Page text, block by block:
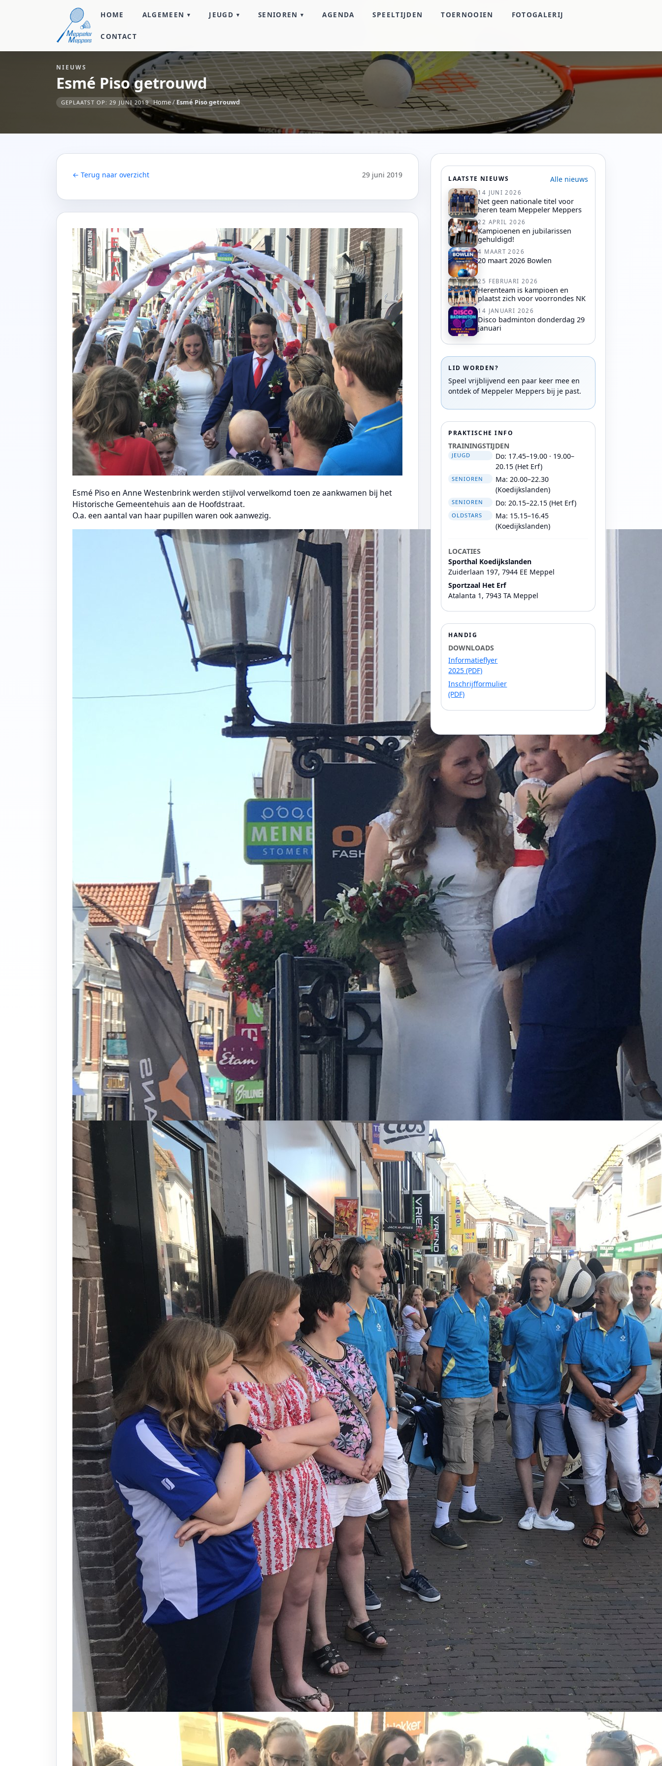
HOME ALGEMEEN JEUGD SENIOREN AGENDA SPEELTIJDEN TOERNOOIEN FOTOGALERIJ
CONTACT
NIEUWS
Esmé Piso getrouwd
GEPLAATST OP: 29 JUNI 2019 Home/Esmé Piso getrouwd
← Terug naar overzicht 29 juni 2019
Esmé Piso en Anne Westenbrink werden stijlvol verwelkomd toen ze aankwamen bij het
Historische Gemeentehuis aan de Hoofdstraat.
O.a. een aantal van haar pupillen waren ook aanwezig.
LAATSTE NIEUWS Alle nieuws
14 JUNI 2026
Net geen nationale titel voor
heren team Meppeler Meppers
22 APRIL 2026
Kampioenen en jubilarissen
gehuldigd!
4 MAART 2026
20 maart 2026 Bowlen
25 FEBRUARI 2026
Herenteam is kampioen en
plaatst zich voor voorrondes NK
14 JANUARI 2026
Disco badminton donderdag 29
januari
LID WORDEN?
Speel vrijblijvend een paar keer mee en
ontdek of Meppeler Meppers bij je past.
PRAKTISCHE INFO
TRAININGSTIJDEN
JEUGD
Do: 17.45–19.00 · 19.00–
20.15 (Het Erf)
SENIOREN
Ma: 20.00–22.30
(Koedijkslanden)
SENIOREN Do: 20.15–22.15 (Het Erf)
OLDSTARS
Ma: 15.15–16.45
(Koedijkslanden)
LOCATIES
Sporthal Koedijkslanden
Zuiderlaan 197, 7944 EE Meppel
Sportzaal Het Erf
Atalanta 1, 7943 TA Meppel
HANDIG
DOWNLOADS
Informatieflyer
2025 (PDF)
Inschrijfformulier
(PDF)